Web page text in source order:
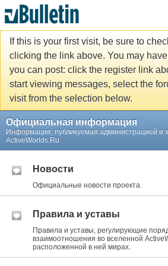
If this is your first visit, be sure to
clicking the link above. You may
you can post: click the register link
start viewing messages, select the
visit from the selection below.
Официальная информация
Информация, публикуемая администрацией и
ActiveWorlds.Ru
Новости
Официальные новости проекта.
Правила и уставы
Правила и уставы, регулирующие
взаимоотношения во вселенной
расположенной в ней мирах.